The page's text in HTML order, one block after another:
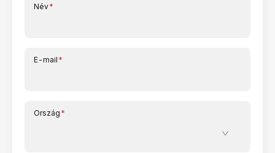
Név*
E-mail *
Ország *